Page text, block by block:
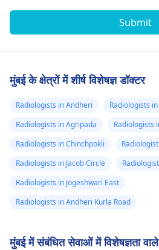
Submit
मुंबई के क्षेत्रों में शीर्ष विशेषज्ञ डॉक्टर
Radiologists in Andheri
Radiologists
Radiologists in Agripada
Radiologists
Radiologists in Chinchpokli
Radiologists in Jacob Circle
Radiologists in Jogeshwari East
Radiologists in Andheri Kurla Road
मुंबई में संबंधित सेवाओं में विशेषज्ञता वाले